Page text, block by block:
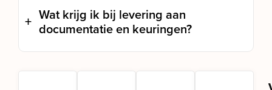
Wat krijg ik bij levering aan
documentatie en keuringen?